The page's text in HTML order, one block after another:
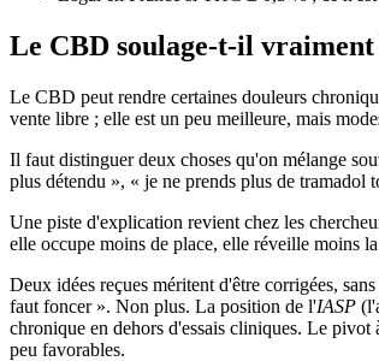
Le CBD soulage-t-il
Le CBD peut rendre certaines douleurs
vente libre ; elle est un peu meilleure, mais
Il faut distinguer deux choses qu'on mélange
plus détendu », « je ne prends plus de tramadol
Une piste d'explication revient chez les
elle occupe moins de place, elle réveille moins
Deux idées reçues méritent d'être corrigées,
faut foncer ». Non plus. La position de l'IASP
chronique en dehors d'essais cliniques. Le
peu favorables.